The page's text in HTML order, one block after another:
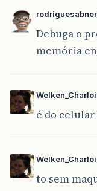
rodriguesabner
Debuga o
memória
é do celular
to sem